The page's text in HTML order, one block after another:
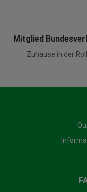
Mitglied
Zuhause in der